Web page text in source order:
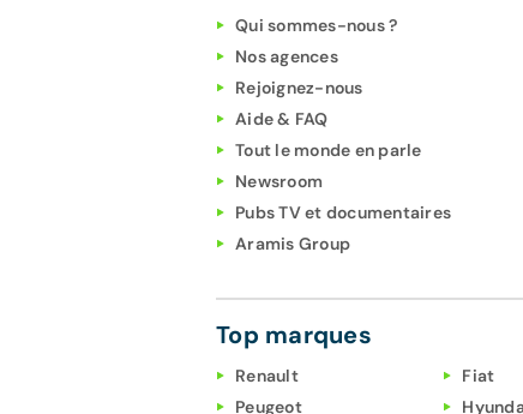
Qui sommes-nous ?
Nos agences
Rejoignez-nous
Aide & FAQ
Tout le monde en parle
Newsroom
Pubs TV et documentaires
Aramis Group
Top marques
Renault
Peugeot
Fiat